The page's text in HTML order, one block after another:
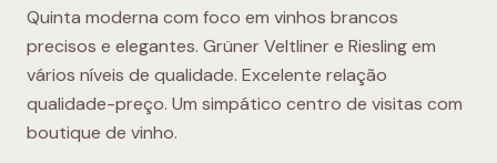
Quinta moderna com foco em vinhos brancos
precisos e elegantes. Grüner Veltliner e Riesling em
vários níveis de qualidade. Excelente relação
qualidade-preço. Um simpático centro de visitas com
boutique de vinho.